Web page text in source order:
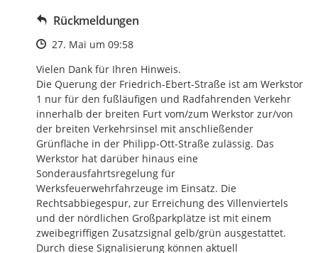
Rückmeldungen
Zeitpunkt des Erstellens
27. Mai um 09:58
Vielen Dank für Ihren Hinweis.
Die Querung der Friedrich-Ebert-Straße ist am Werkstor
1 nur für den fußläufigen und Radfahrenden Verkehr
innerhalb der breiten Furt vom/zum Werkstor zur/von
der breiten Verkehrsinsel mit anschließender
Grünfläche in der Philipp-Ott-Straße zulässig. Das
Werkstor hat darüber hinaus eine
Sonderausfahrtsregelung für
Werksfeuerwehrfahrzeuge im Einsatz. Die
Rechtsabbiegespur, zur Erreichung des Villenviertels
und der nördlichen Großparkplätze ist mit einem
zweibegriffigen Zusatzsignal gelb/grün ausgestattet.
Durch diese Signalisierung können aktuell